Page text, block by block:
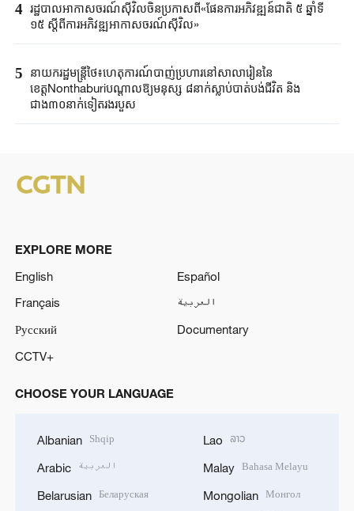
4 រដ្ឋបាលអាកាសចរណ៍ស៊ីវិលចិនប្រកាសពី«ផែនការអភិវឌ្ឍន៍ជាតិ ៥ ឆ្នាំទី
១៥ ស្តីពីការអភិវឌ្ឍអាកាសចរណ៍ស៊ីវិល»
5
នាយករដ្ឋមន្ត្រីថៃ៖ហេតុការណ៍បាញ់ប្រហារនៅសាលារៀននៃ
ខេត្តNonthaburiបណ្តាលឱ្យមនុស្ស ៨នាក់ស្លាប់បាត់បង់ជីវិត និង
ជាង៣០នាក់ទៀតរងរបួស
EXPLORE MORE
English
Español
Français
العربية
Русский
Documentary
CCTV+
CHOOSE YOUR LANGUAGE
Albanian Shqip
Arabic العربية
Belarusian Беларуская
Lao ລາວ
Malay Bahasa Melayu
Mongolian Монгол